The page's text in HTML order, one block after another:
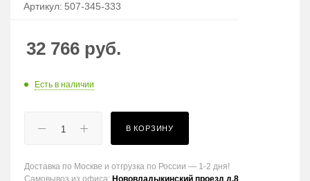
Артикул: 507-345-333
32 766 руб.
Есть в наличии
В КОРЗИНУ
Доставка по Москве и отгрузка по России — 1-2 дня!
Самовывоз из офиса: Нововладыкинский проезд д.8